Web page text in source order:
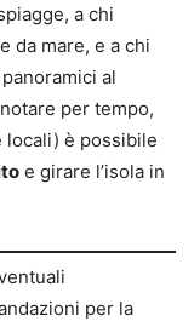
a chi
da mare, e a chi
al
per tempo,
è possibile
e girare l’isola in
per la